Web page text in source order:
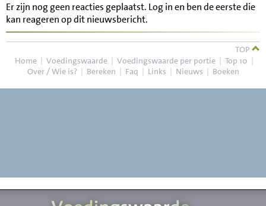
Er zijn nog geen reacties geplaatst. Log in en ben de eerste die
kan reageren op dit nieuwsbericht.
TOP
Home | Voedingswaarde | Voedingswaarde per portie | Top 10 |
Over / Wie is? | Bereken | Faq | Links | Nieuws | Boeken